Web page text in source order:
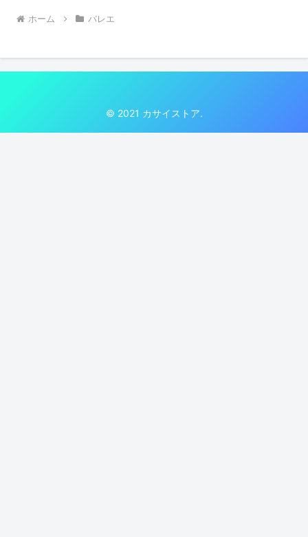
ホーム バレエ
© 2021 カサイストア.